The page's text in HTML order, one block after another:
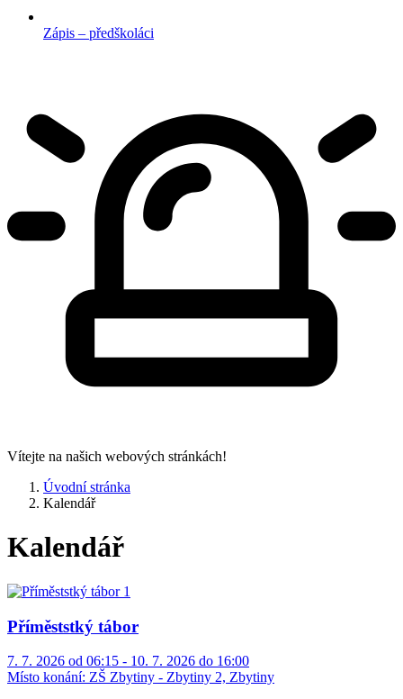
Zápis – předškoláci
Vítejte na našich webových stránkách!
Úvodní stránka
Kalendář
Kalendář
Příměststký tábor
7. 7. 2026 od 06:15 - 10. 7. 2026 do 16:00
Místo konání: ZŠ Zbytiny - Zbytiny 2, Zbytiny